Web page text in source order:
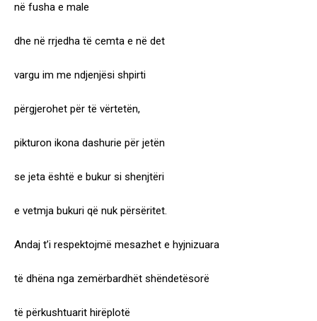
në fusha e male
dhe në rrjedha të cemta e në det
vargu im me ndjenjësi shpirti
përgjerohet për të vërtetën,
pikturon ikona dashurie për jetën
se jeta është e bukur si shenjtëri
e vetmja bukuri që nuk përsëritet.
Andaj t’i respektojmë mesazhet e hyjnizuara
të dhëna nga zemërbardhët shëndetësorë
të përkushtuarit hirëplotë